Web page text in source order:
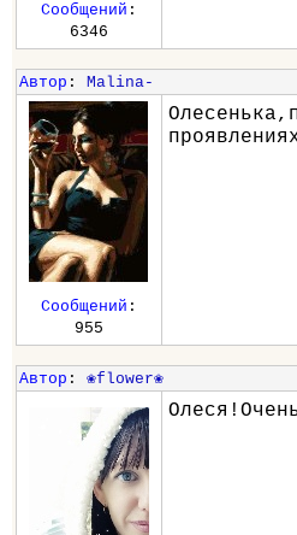
Сообщений :
6346
Автор : Malina-
Сообщений :
955
Автор : ❀flower❀